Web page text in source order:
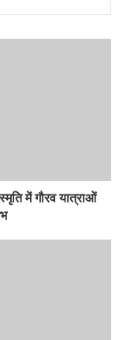
में गौरव यात्राओं